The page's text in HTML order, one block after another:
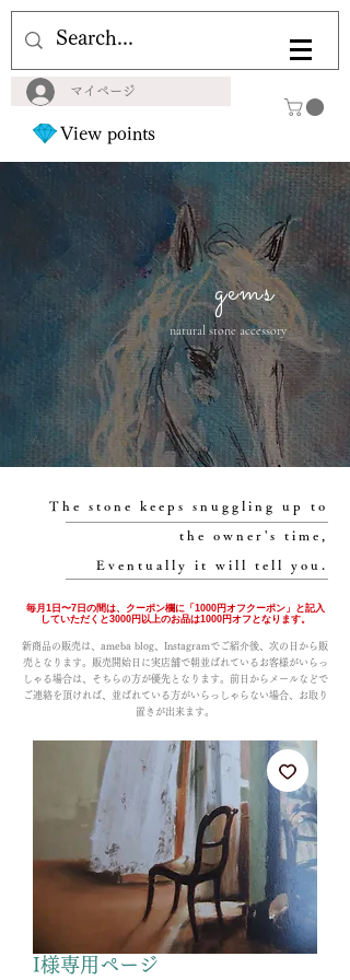
マイページ
View points
gems
natural stone accessory
The stone keeps snuggling up to
the owner's time,
Eventually it will tell you.
毎月1日〜7日の間は、クーポン欄に「1000円オフクーポン」と記入
していただくと3000円以上のお品は1000円オフとなります。
新商品の販売は、ameba blog、Instagramでご紹介後、次の日から販
売となります。販売開始日に実店舗で朝並ばれているお客様がいらっ
しゃる場合は、そちらの方が優先となります。前日からメールなどで
ご連絡を頂ければ、並ばれている方がいらっしゃらない場合、お取り
置きが出来ます。
I様専用ページ